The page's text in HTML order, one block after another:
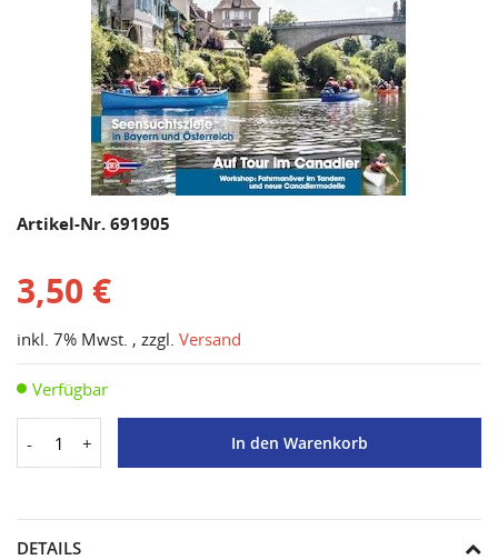
Artikel-Nr. 691905
3,50 €
inkl. 7% Mwst. , zzgl. Versand
Verfügbar
- + In den Warenkorb
DETAILS